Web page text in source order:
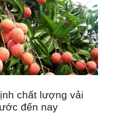
chất lượng vải
đến nay